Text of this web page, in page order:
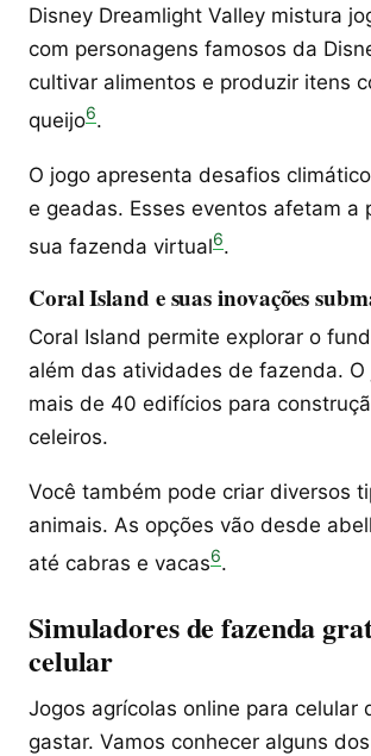
Disney Dreamlight Valley mistura
com personagens famosos da
cultivar alimentos e produzir itens
queijo6.
O jogo apresenta desafios
e geadas. Esses eventos afetam a
sua fazenda virtual6.
Coral Island e suas inovações
Coral Island permite explorar o
além das atividades de fazenda. O
mais de 40 edifícios para
celeiros.
Você também pode criar diversos
animais. As opções vão desde
até cabras e vacas6.
Simuladores de fazenda
celular
Jogos agrícolas online para celular
gastar. Vamos conhecer alguns